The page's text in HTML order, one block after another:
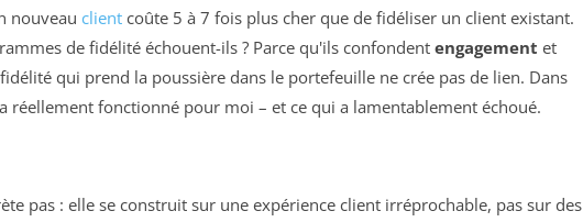
nouveau client coûte 5 à 7 fois plus cher que de fidéliser un client existant.
de fidélité échouent-ils ? Parce qu'ils confondent engagement et
qui prend la poussière dans le portefeuille ne crée pas de lien. Dans
réellement fonctionné pour moi – et ce qui a lamentablement échoué.
pas : elle se construit sur une expérience client irréprochable, pas sur des